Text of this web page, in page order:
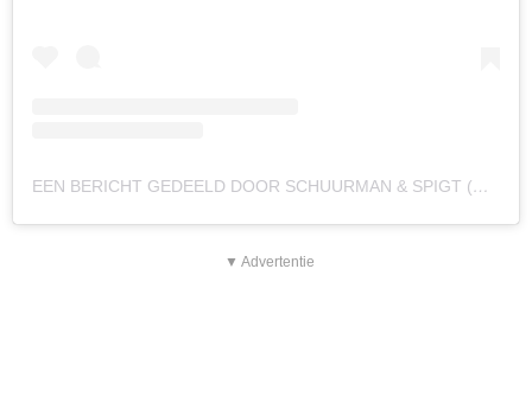
EEN BERICHT GEDEELD DOOR SCHUURMAN & SPIGT (@SCHUURMANENSPIGT)
▼ Advertentie